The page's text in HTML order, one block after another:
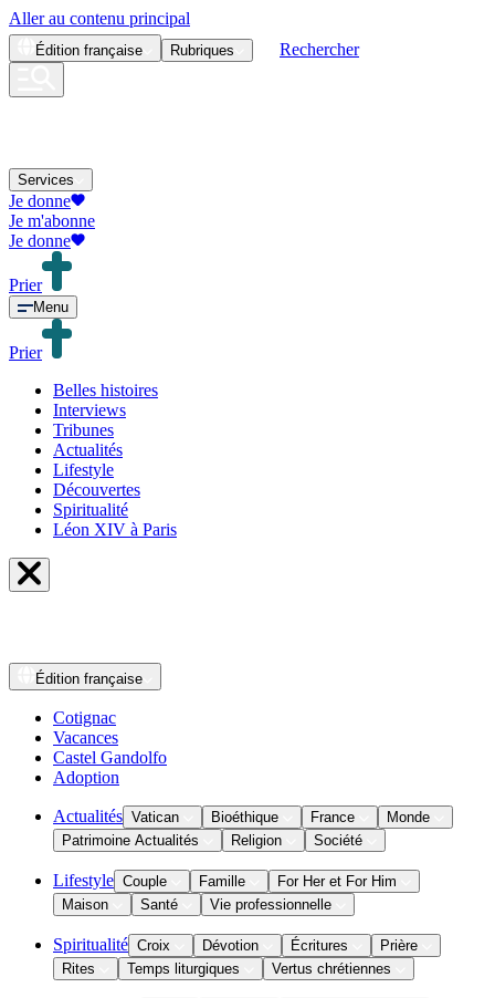
Aller au contenu principal
Édition française Rubriques Rechercher
Services
Je donne
Je m'abonne
Je donne
Prier
Menu
Prier
Belles histoires
Interviews
Tribunes
Actualités
Lifestyle
Découvertes
Spiritualité
Léon XIV à Paris
Édition française
Cotignac
Vacances
Castel Gandolfo
Adoption
Actualités Vatican Bioéthique France
Monde
Patrimoine Actualités
Religion Société
Lifestyle Couple Famille
For Her et For Him
Maison
Santé Vie professionnelle
Spiritualité Croix Dévotion Écritures
Prière
Rites
Temps liturgiques Vertus chrétiennes